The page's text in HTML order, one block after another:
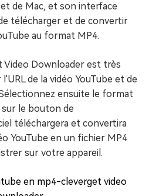
de Mac, et son interface
télécharger et de convertir
au format MP4.
Video Downloader est très
de la vidéo YouTube et de
ensuite le format
le bouton de
téléchargera et convertira
YouTube en un fichier MP4
sur votre appareil.